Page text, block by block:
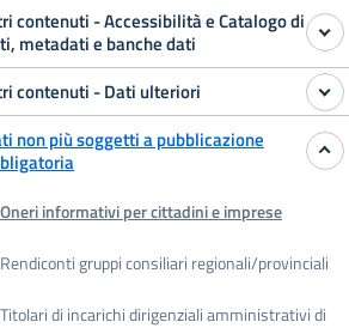
contenuti - Accessibilità e Catalogo di
metadati e banche dati
contenuti - Dati ulteriori
non più soggetti a pubblicazione
Oneri informativi per cittadini e imprese
Rendiconti gruppi consiliari regionali/provinciali
Titolari di incarichi dirigenziali amministrativi di